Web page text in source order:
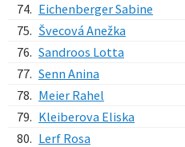
74. Eichenberger Sabine
75. Švecová Anežka
76. Sandroos Lotta
77. Senn Anina
78. Meier Rahel
79. Kleiberova Eliska
80. Lerf Rosa